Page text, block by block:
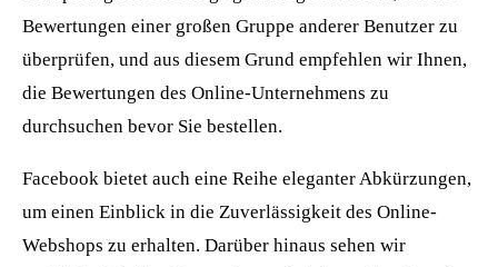
Bewertungen einer großen Gruppe anderer Benutzer zu
überprüfen, und aus diesem Grund empfehlen wir Ihnen,
die Bewertungen des Online-Unternehmens zu
durchsuchen bevor Sie bestellen.
Facebook bietet auch eine Reihe eleganter Abkürzungen,
um einen Einblick in die Zuverlässigkeit des Online-
Webshops zu erhalten. Darüber hinaus sehen wir